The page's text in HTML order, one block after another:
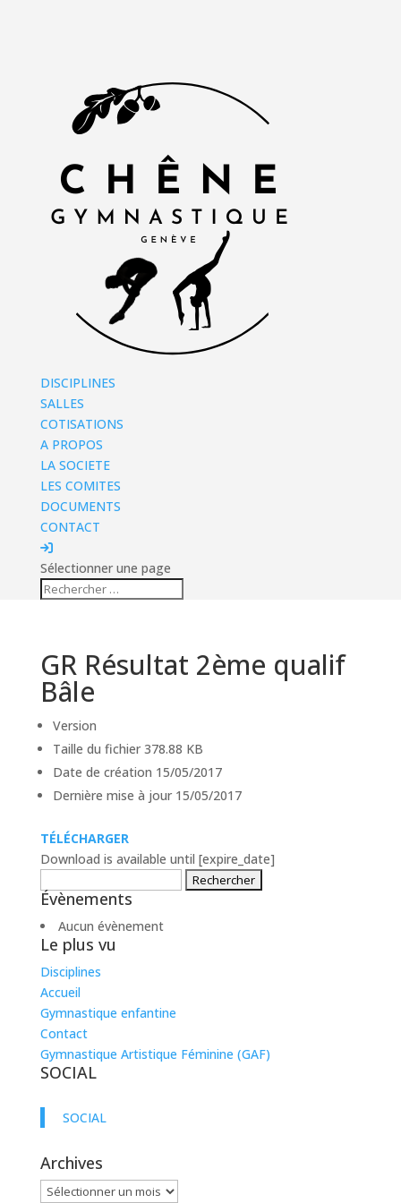
DISCIPLINES
SALLES
COTISATIONS
A PROPOS
LA SOCIETE
LES COMITES
DOCUMENTS
CONTACT
Sélectionner une page
GR Résultat 2ème qualif
Bâle
Version
Taille du fichier 378.88 KB
Date de création 15/05/2017
Dernière mise à jour 15/05/2017
TÉLÉCHARGER
Download is available until [expire_date]
Évènements
Aucun évènement
Le plus vu
Disciplines
Accueil
Gymnastique enfantine
Contact
Gymnastique Artistique Féminine (GAF)
SOCIAL
SOCIAL
Archives
Archives